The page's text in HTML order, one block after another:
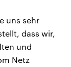
uns sehr
dass wir,
und
Netz